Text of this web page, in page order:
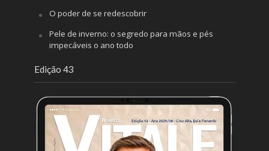
O poder de se redescobrir
Pele de inverno: o segredo para mãos e pés
impecáveis o ano todo
Edição 43